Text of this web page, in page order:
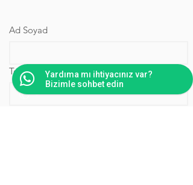
Ad Soyad
Telefon / WhatsApp
Yardıma mı ihtiyacınız var?
Bizimle sohbet edin